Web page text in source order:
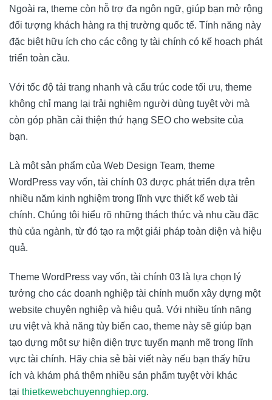
Ngoài ra, theme còn hỗ trợ đa ngôn ngữ, giúp bạn mở rộng
đối tượng khách hàng ra thị trường quốc tế. Tính năng này
đặc biệt hữu ích cho các công ty tài chính có kế hoạch phát
triển toàn cầu.
Với tốc độ tải trang nhanh và cấu trúc code tối ưu, theme
không chỉ mang lại trải nghiệm người dùng tuyệt vời mà
còn góp phần cải thiện thứ hạng SEO cho website của
bạn.
Là một sản phẩm của Web Design Team, theme
WordPress vay vốn, tài chính 03 được phát triển dựa trên
nhiều năm kinh nghiệm trong lĩnh vực thiết kế web tài
chính. Chúng tôi hiểu rõ những thách thức và nhu cầu đặc
thù của ngành, từ đó tạo ra một giải pháp toàn diện và hiệu
quả.
Theme WordPress vay vốn, tài chính 03 là lựa chọn lý
tưởng cho các doanh nghiệp tài chính muốn xây dựng một
website chuyên nghiệp và hiệu quả. Với nhiều tính năng
ưu việt và khả năng tùy biến cao, theme này sẽ giúp bạn
tạo dựng một sự hiện diện trực tuyến mạnh mẽ trong lĩnh
vực tài chính. Hãy chia sẻ bài viết này nếu bạn thấy hữu
ích và khám phá thêm nhiều sản phẩm tuyệt vời khác
tại thietkewebchuyennghiep.org.